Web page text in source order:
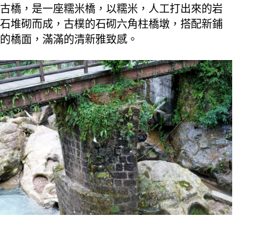
古橋，是一座糯米橋，以糯米，人工打出來的岩
石堆砌而成，古樸的石砌六角柱橋墩，搭配新鋪
的橋面，滿滿的清新雅致感。